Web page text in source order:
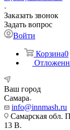
Заказать звонок
Задать вопрос
Войти
Корзина0
Ваш город
Самара
info@innmash.ru
Самарская обл.
13 В.